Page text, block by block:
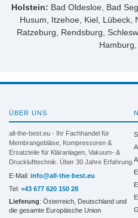
Holstein: Bad Oldesloe, Bad
Husum, Itzehoe, Kiel, Lübeck,
Ratzeburg, Rendsburg,
ÜBER UNS
all-the-best.eu - Ihr Fachhandel für
Membrangebläse, Kompressoren &
Ersatzteile für Kläranlagen, Vakuum- &
Drucklufttechnik. Über 30 Jahre Erfahrung.
E-Mail: info@all-the-best.eu
Tel: +43 677 620 150 28
Lieferung: Österreich, Deutschland und
die gesamte Europäische Union